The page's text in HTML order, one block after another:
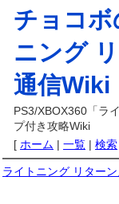
チョコ
ニング
通信Wiki
PS3/XBOX360「ラ
プ付き攻略Wiki
[ ホーム | 一覧 | 検索
ライトニング リター